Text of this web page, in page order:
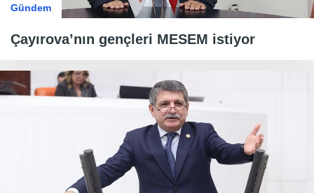
Gündem
Çayırova’nın gençleri MESEM istiyor